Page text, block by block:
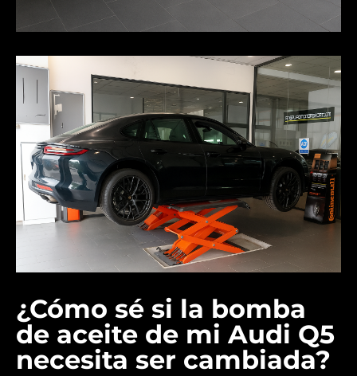
¿Cómo sé si la bomba
de aceite de mi Audi Q5
necesita ser cambiada?